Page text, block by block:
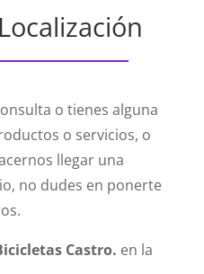
o tienes alguna
o servicios, o
llegar una
no dudes en ponerte
Castro. en la